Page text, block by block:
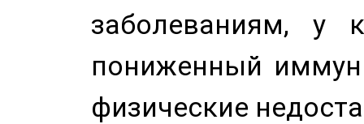
заболеваниям, у
пониженный
физические